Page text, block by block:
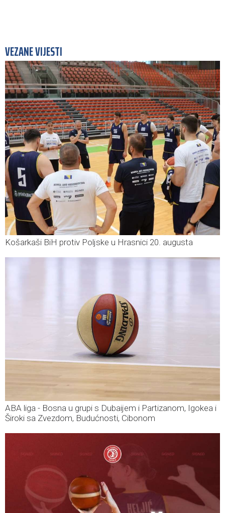
VEZANE VIJESTI
Košarkaši BiH protiv Poljske u Hrasnici 20. augusta
ABA liga - Bosna u grupi s Dubaijem i Partizanom, Igokea i
Široki sa Zvezdom, Budućnosti, Cibonom